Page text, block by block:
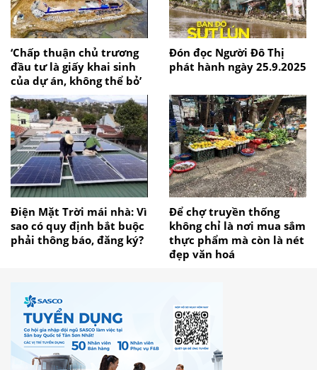
‘Chấp thuận chủ trương
đầu tư là giấy khai sinh
của dự án, không thể bỏ’
Đón đọc Người Đô Thị
phát hành ngày 25.9.2025
Điện Mặt Trời mái nhà: Vì
sao có quy định bắt buộc
phải thông báo, đăng ký?
Để chợ truyền thống
không chỉ là nơi mua sắm
thực phẩm mà còn là nét
đẹp văn hoá